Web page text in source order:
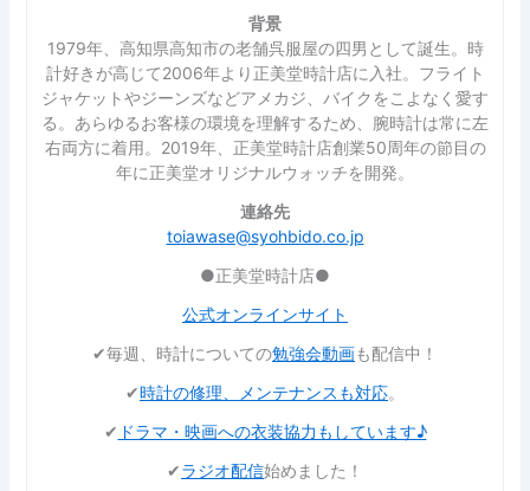
背景
1979年、高知県高知市の老舗呉服屋の四男として誕生。時
計好きが高じて2006年より正美堂時計店に入社。フライト
ジャケットやジーンズなどアメカジ、バイクをこよなく愛す
る。あらゆるお客様の環境を理解するため、腕時計は常に左
右両方に着用。2019年、正美堂時計店創業50周年の節目の
年に正美堂オリジナルウォッチを開発。
連絡先
toiawase@syohbido.co.jp
●正美堂時計店●
公式オンラインサイト
✔︎毎週、時計についての勉強会動画も配信中！
✔︎時計の修理、メンテナンスも対応。
✔︎ ドラマ・映画への衣装協力もしています♪
✔︎ラジオ配信始めました！